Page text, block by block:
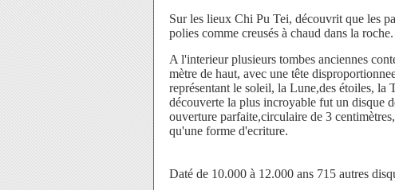
Sur les lieux Chi Pu Tei, découvrit que les
polies comme creusés à chaud dans la roche.
A l'interieur plusieurs tombes anciennes
mètre de haut, avec une tête
représentant le soleil, la Lune,des étoiles, la
découverte la plus incroyable fut un disque
ouverture parfaite,circulaire de 3
qu'une forme d'ecriture.
Daté de 10.000 à 12.000 ans 715 autres